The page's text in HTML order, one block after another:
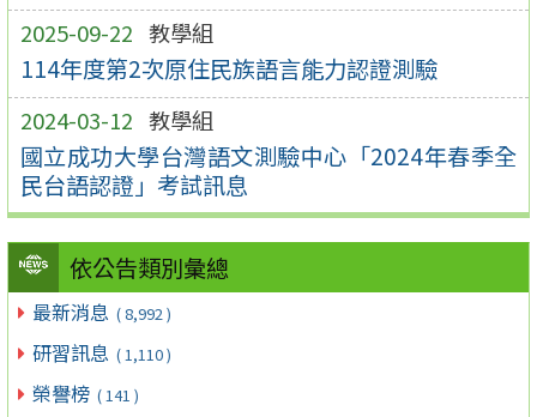
2025-09-22 教學組
114年度第2次原住民族語言能力認證測驗
2024-03-12 教學組
國立成功大學台灣語文測驗中心「2024年春季全
民台語認證」考試訊息
依公告類別彙總
最新消息 ( 8,992 )
研習訊息 ( 1,110 )
榮譽榜 ( 141 )